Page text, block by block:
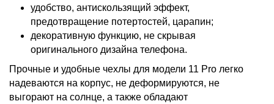
удобство, антискользящий эффект,
предотвращение потертостей, царапин;
декоративную функцию, не скрывая
оригинального дизайна телефона.
Прочные и удобные чехлы для модели 11 Pro легко
надеваются на корпус, не деформируются, не
выгорают на солнце, а также обладают